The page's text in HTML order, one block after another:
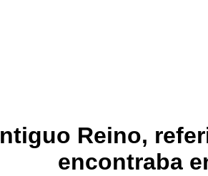
Reino,
encontraba